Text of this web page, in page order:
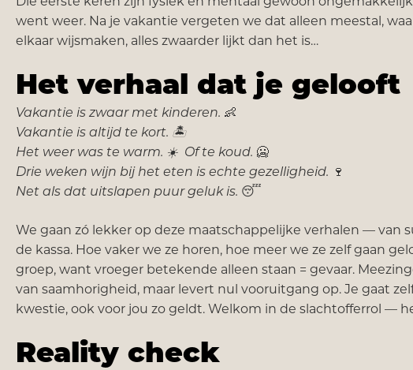
went weer. Na je vakantie vergeten we dat alleen meestal,
elkaar wijsmaken, alles zwaarder lijkt dan het is…
Het verhaal dat je gelooft
Vakantie is zwaar met kinderen. 👶
Vakantie is altijd te kort. 🏝️
Het weer was te warm. ☀️ Of te koud. 🥶
Drie weken wijn bij het eten is echte gezelligheid.
🍷
Net als dat uitslapen puur geluk is. 😴
We gaan zó lekker op deze maatschappelijke verhalen —
de kassa. Hoe vaker we ze horen, hoe meer we ze zelf gaan
groep, want vroeger betekende alleen staan = gevaar.
van saamhorigheid, maar levert nul vooruitgang op. Je gaat
kwestie, ook voor jou zo geldt. Welkom in de slachtofferrol —
Reality check